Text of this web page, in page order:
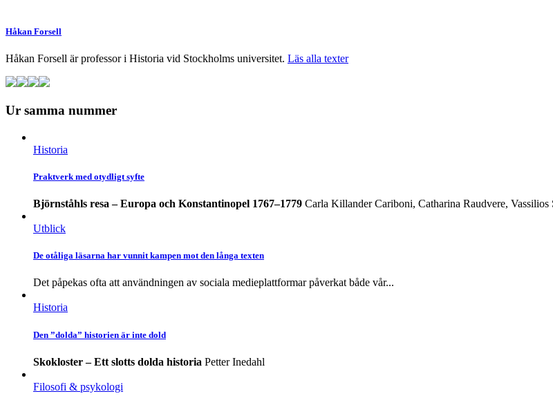
Håkan Forsell
Håkan Forsell är professor i Historia vid Stockholms universitet. Läs alla texter
Ur samma nummer
Historia
Praktverk med otydligt syfte
Björnståhls resa – Europa och Konstantinopel 1767–1779 Carla Killander Cariboni, Catharina Raudvere, Vassilios
Utblick
De otåliga läsarna har vunnit kampen mot den långa texten
Det påpekas ofta att användningen av sociala medieplattformar påverkat både vår...
Historia
Den ”dolda” historien är inte dold
Skokloster – Ett slotts dolda historia Petter Inedahl
Filosofi & psykologi